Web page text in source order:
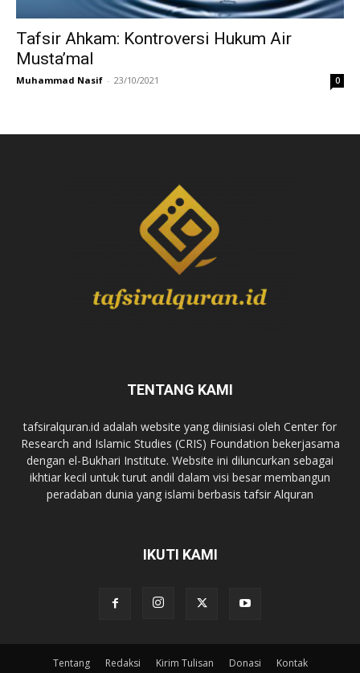
Tafsir Ahkam: Kontroversi Hukum Air
Musta’mal
Muhammad Nasif - 23/10/2021 0
TENTANG KAMI
tafsiralquran.id adalah website yang diinisiasi oleh Center for
Research and Islamic Studies (CRIS) Foundation bekerjasama
dengan el-Bukhari Institute. Website ini diluncurkan sebagai
ikhtiar kecil untuk turut andil dalam visi besar membangun
peradaban dunia yang islami berbasis tafsir Alquran
IKUTI KAMI
Tentang Redaksi Kirim Tulisan Donasi Kontak